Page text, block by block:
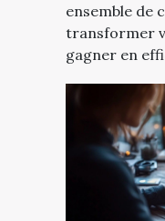
ensemble de
transformer
gagner en